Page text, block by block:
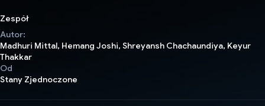
Zespół
Autor:
Madhuri Mittal, Hemang Joshi, Shreyansh Chachaundiya, Keyur
Thakkar
Od
Stany Zjednoczone